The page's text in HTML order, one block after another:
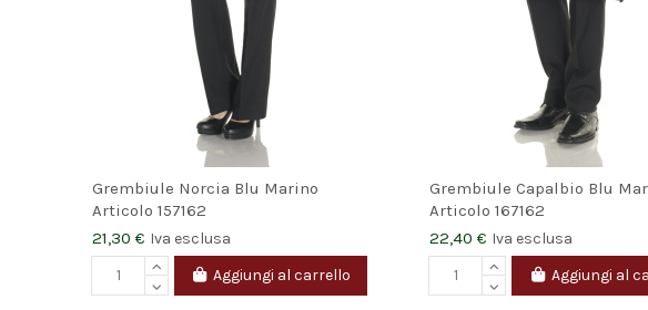
Grembiule Norcia Blu Marino
Articolo 157162
21,30 € Iva esclusa
Aggiungi al carrello
Grembiule Capalbio Blu
Articolo167162
22,40 € Iva esclusa
Aggiungi al